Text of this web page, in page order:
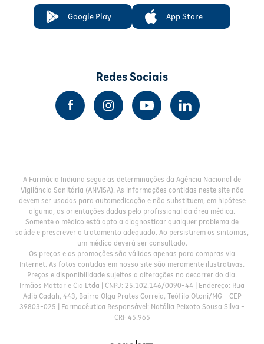
Google Play App Store
Redes Sociais
A Farmácia Indiana segue as determinações da Agência Nacional de
Vigilância Sanitária (ANVISA). As informações contidas neste site não
devem ser usadas para automedicação e não substituem, em hipótese
alguma, as orientações dadas pelo profissional da área médica.
Somente o médico está apto a diagnosticar qualquer problema de
saúde e prescrever o tratamento adequado. Ao persistirem os sintomas,
um médico deverá ser consultado.
Os preços e as promoções são válidos apenas para compras via
Internet. As fotos contidas em nosso site são meramente ilustrativas.
Preços e disponibilidade sujeitos a alterações no decorrer do dia.
Irmãos Mattar e Cia Ltda | CNPJ: 25.102.146/0090-44 | Endereço: Rua
Adib Cadah, 443, Bairro Olga Prates Correia, Teófilo Otoni/MG - CEP
39803-025 | Farmacêutica Responsável: Natália Peixoto Sousa Silva -
CRF 45.965